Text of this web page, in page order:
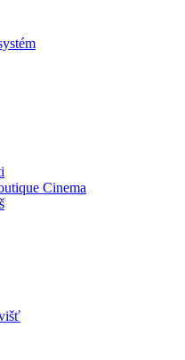
Cinema